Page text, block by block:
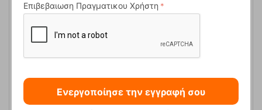
Άμεσαδιαθέσιμο
Επιβεβαιωση Πραγματικου Χρήστη
Ενεργοποίησε την εγγραφή σου